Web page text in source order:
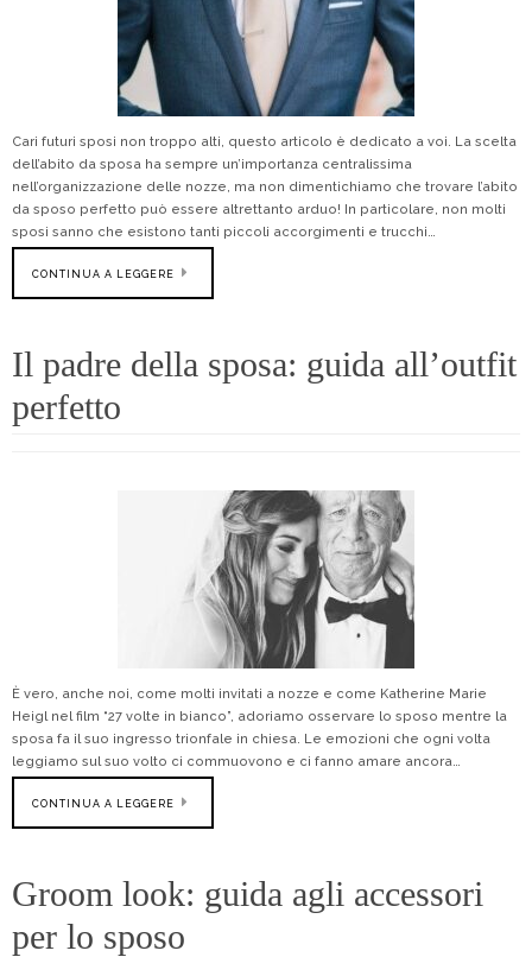
Cari futuri sposi non troppo alti, questo articolo è dedicato a voi. La scelta
dell’abito da sposa ha sempre un’importanza centralissima
nell’organizzazione delle nozze, ma non dimentichiamo che trovare l’abito
da sposo perfetto può essere altrettanto arduo! In particolare, non molti
sposi sanno che esistono tanti piccoli accorgimenti e trucchi…
CONTINUA A LEGGERE
Il padre della sposa: guida all’outfit
perfetto
È vero, anche noi, come molti invitati a nozze e come Katherine Marie
Heigl nel film “27 volte in bianco”, adoriamo osservare lo sposo mentre la
sposa fa il suo ingresso trionfale in chiesa. Le emozioni che ogni volta
leggiamo sul suo volto ci commuovono e ci fanno amare ancora…
CONTINUA A LEGGERE
Groom look: guida agli accessori
per lo sposo